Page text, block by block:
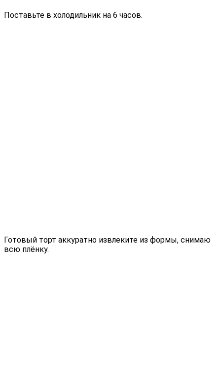
Поставьте в холодильник на 6 часов.
Готовый торт аккуратно извлеките из формы, снимаю
всю плёнку.